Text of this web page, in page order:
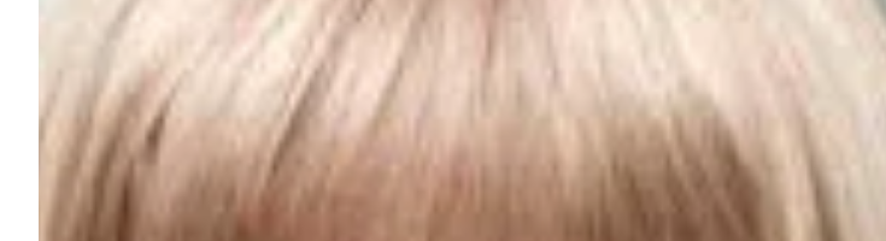
Clube de Leitores
Como ler?
Na escola